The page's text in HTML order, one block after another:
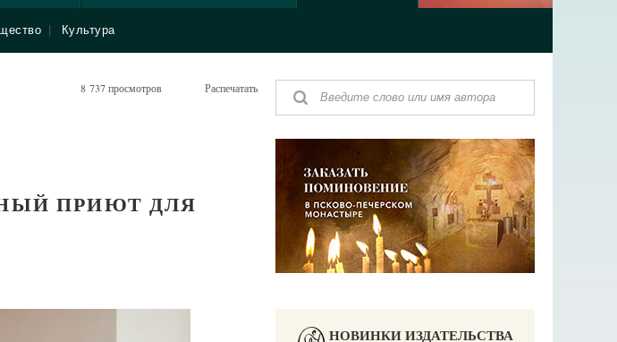
Культура
8 737 просмотров Распечатать
ПРИЮТ ДЛЯ
НОВИНКИ ИЗДАТЕЛЬСТВА